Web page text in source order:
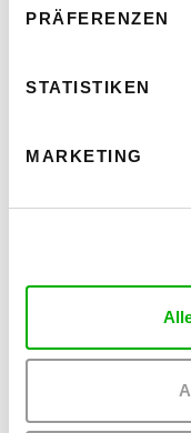
PRÄFERENZEN
STATISTIKEN
MARKETING
IntAkt Galerie